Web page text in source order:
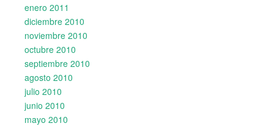
enero 2011
diciembre 2010
noviembre 2010
octubre 2010
septiembre 2010
agosto 2010
julio 2010
junio 2010
mayo 2010